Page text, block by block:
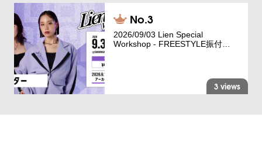
2026/09/03 Lien Special
Workshop - FREESTYLE振付…
3 views